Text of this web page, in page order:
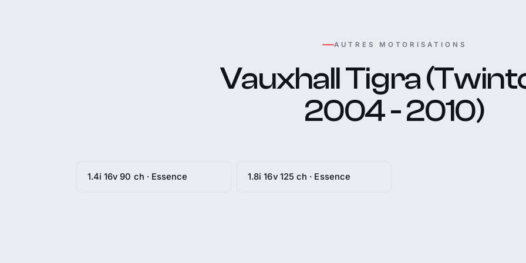
AUTRES MOTORISATIONS
Vauxhall Tigra
2004 - 2010)
1.4i 16v 90 ch · Essence 1.8i 16v 125 ch · Essence